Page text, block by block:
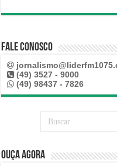
Fale Conosco
(49) 3527 - 9000
(49) 98437 - 7826
Ouça Agora